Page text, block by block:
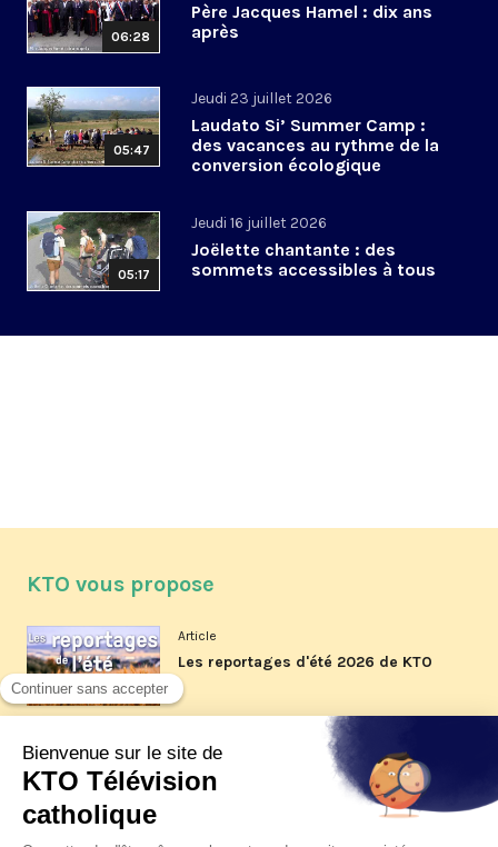
06:28
Père Jacques Hamel : dix ans
après
05:47
Jeudi 23 juillet 2026
Laudato Si’ Summer Camp :
des vacances au rythme de la
conversion écologique
05:17
Jeudi 16 juillet 2026
Joëlette chantante : des
sommets accessibles à tous
KTO vous propose
Article
Les reportages d'été 2026 de KTO
La visite pastorale du pape Léon
XIV à Assise à suivre sur KTO le
jeudi 6 août